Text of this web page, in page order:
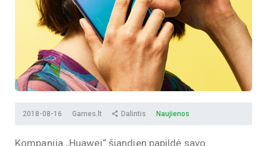
2018-08-16 Games.lt Dalintis Naujienos
Kompanija „Huawei“ šiandien papildė savo